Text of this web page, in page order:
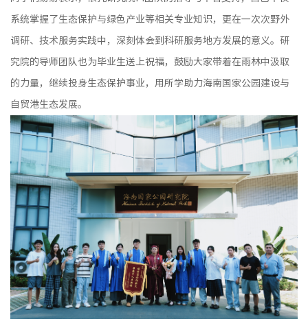
系统掌握了生态保护与绿色产业等相关专业知识，更在一次次野外
调研、技术服务实践中，深刻体会到科研服务地方发展的意义。研
究院的导师团队也为毕业生送上祝福，鼓励大家带着在雨林中汲取
的力量，继续投身生态保护事业，用所学助力海南国家公园建设与
自贸港生态发展。